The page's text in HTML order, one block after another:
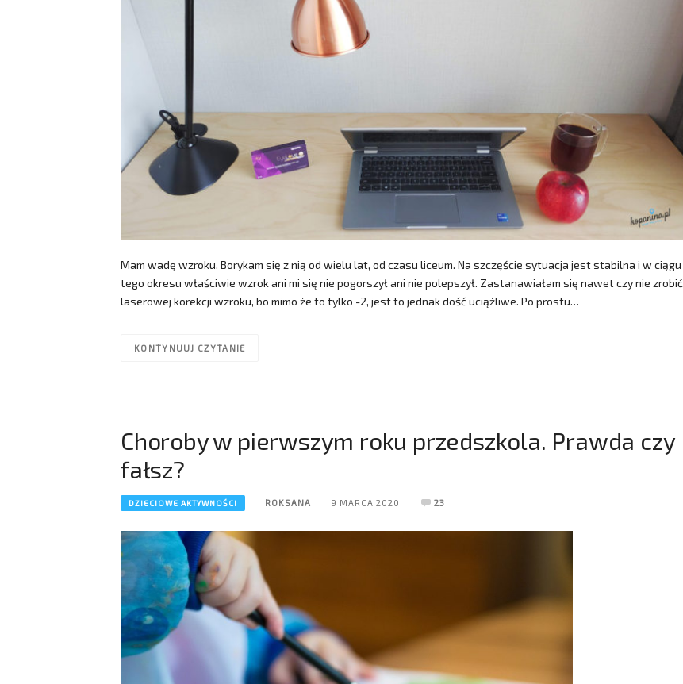
Mam wadę wzroku. Borykam się z nią od wielu lat, od czasu liceum. Na szczęście sytuacja jest stabilna i w ciągu
tego okresu właściwie wzrok ani mi się nie pogorszył ani nie polepszył. Zastanawiałam się nawet czy nie zrobić
laserowej korekcji wzroku, bo mimo że to tylko -2, jest to jednak dość uciążliwe. Po prostu…
KONTYNUUJ CZYTANIE
Choroby w pierwszym roku przedszkola. Prawda czy
fałsz?
DZIECIOWE AKTYWNOŚCI ROKSANA 9 MARCA 2020 23